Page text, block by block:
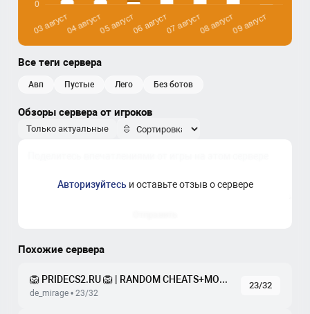
Все теги сервера
авп пустые лего без ботов
Обзоры сервера от игроков
Только актуальные
Авторизуйтесьи оставьте отзыв о сервере
Похожие сервера
🦁 PRIDECS2.RU 🦁 | RANDOM CHEATS+MODELS #1 🔪 БЕСПЛ
de_mirage • 23/32
23/32